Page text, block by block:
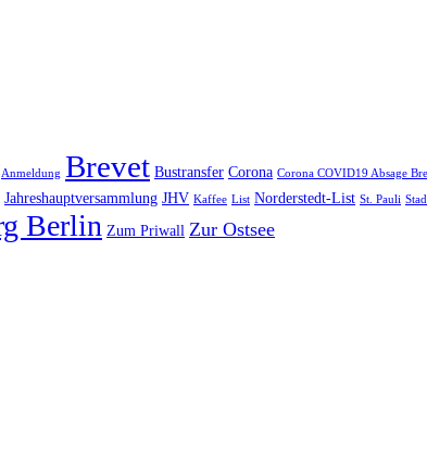
Anmeldung Brevet Bustransfer Corona Corona COVID19 Absage
Jahreshauptversammlung JHV Kaffee List Norderstedt-List St. Pauli
Berlin Zum Priwall Zur Ostsee